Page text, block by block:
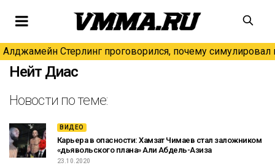
Алджамейн Стерлинг проговорился, почему симулировал
Нейт Диас
Новости по теме:
ВИДЕО
Карьера в опасности: Хамзат Чимаев стал заложником
«дьявольского плана» Али Абдель-Азиза
23.10.2020